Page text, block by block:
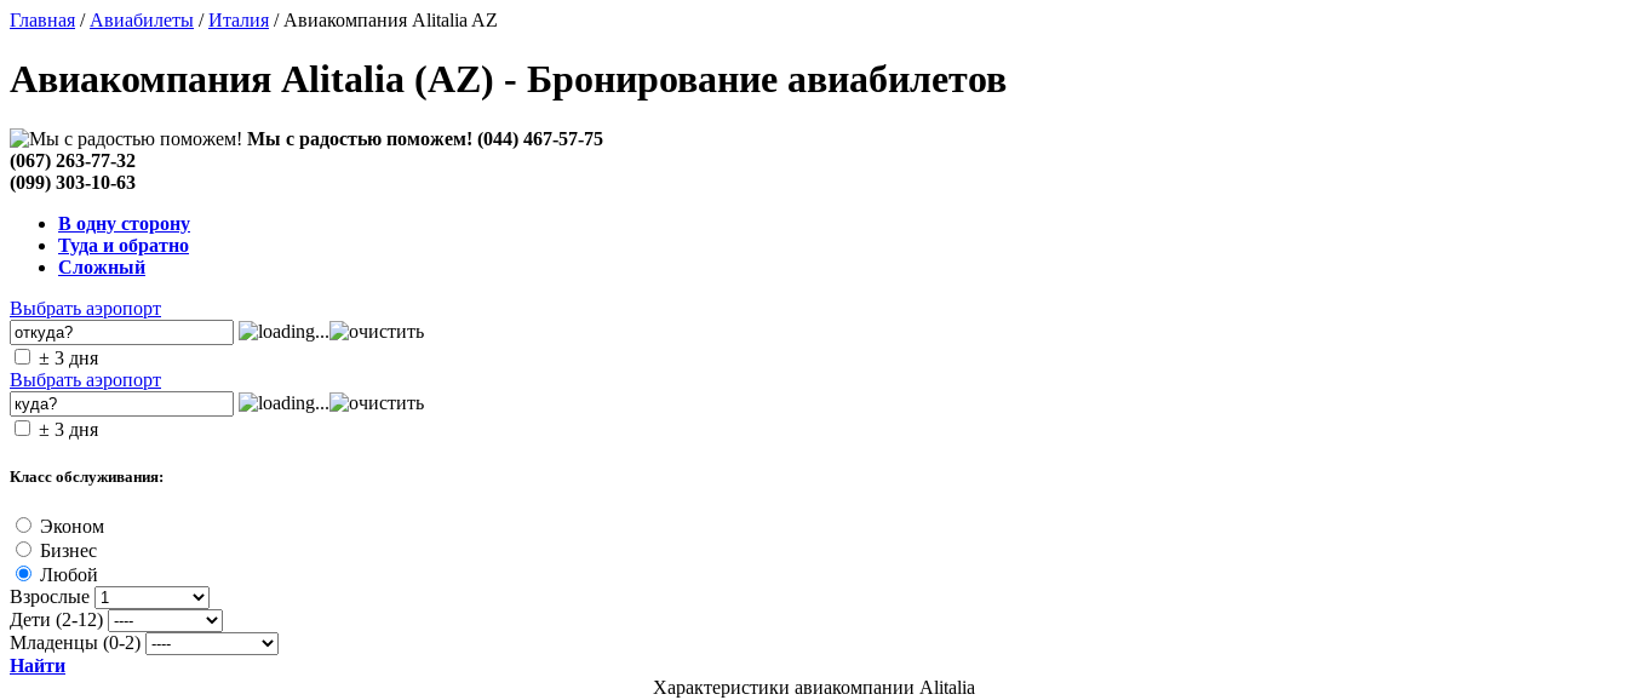
Главная / Авиабилеты /Италия / Авиакомпания Alitalia AZ
Авиакомпания Alitalia (AZ) - Бронирование авиабилетов
Мы с радостью поможем! (044) 467-57-75
(067) 263-77-32
(099) 303-10-63
В одну сторону
Туда и обратно
Сложный
Выбрать аэропорт
± 3 дня
Выбрать аэропорт
± 3 дня
Класс обслуживания:
Эконом
Бизнес
Любой
Взрослые
Дети (2-12)
Младенцы (0-2)
Найти
Характеристики авиакомпании Alitalia